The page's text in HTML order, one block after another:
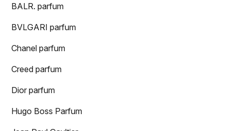
BALR. parfum
BVLGARI parfum
Chanel parfum
Creed parfum
Dior parfum
Hugo Boss Parfum